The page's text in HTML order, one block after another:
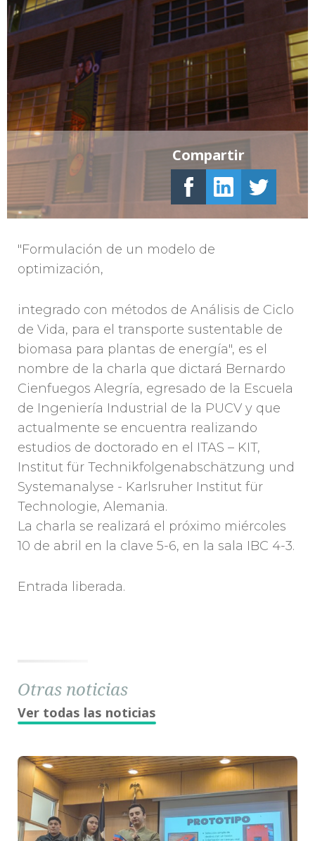
"Formulación de un modelo de
optimización,
integrado con métodos de Análisis de Ciclo
de Vida, para el transporte sustentable de
biomasa para plantas de energía", es el
nombre de la charla que dictará Bernardo
Cienfuegos Alegría, egresado de la Escuela
de Ingeniería Industrial de la PUCV y que
actualmente se encuentra realizando
estudios de doctorado en el ITAS – KIT,
Institut für Technikfolgenabschätzung und
Systemanalyse - Karlsruher Institut für
Technologie, Alemania.
La charla se realizará el próximo miércoles
10 de abril en la clave 5-6, en la sala IBC 4-3.
Entrada liberada.
Compartir
Otras noticias
Ver todas las noticias